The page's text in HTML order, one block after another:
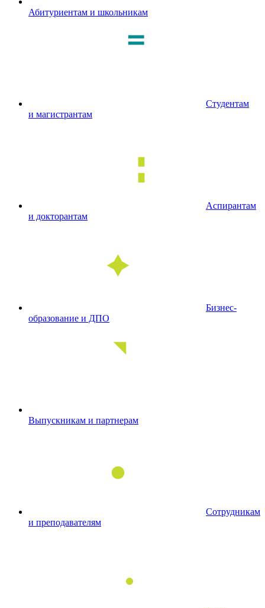
Абитуриентам и школьникам
Студентам
и магистрантам
Аспирантам
и докторантам
Бизнес-
образование и ДПО
Выпускникам и партнерам
Сотрудникам
и преподавателям